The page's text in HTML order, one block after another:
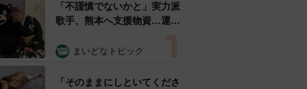
「不謹慎でないかと」実力派
歌手、熊本へ支援物資…運搬
めらい 「痛いほど伝わる」
まいどなトピック
「そのままにしといてくださ